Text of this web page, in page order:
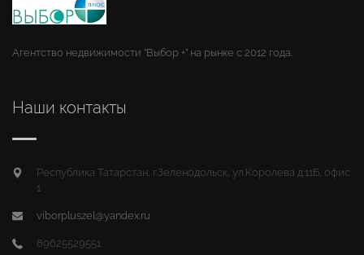
Агентство недвижимости "Выбор +" на рынке с 2012 года.
Наши контакты
Республика Татарстан, г.Зеленодольск, ул.Королева д.11Б, офис
1
viborpluszel@yandex.ru
89625529551